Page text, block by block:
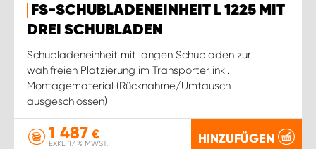
FS-SCHUBLADENEINHEIT L 1225 MIT
DREI SCHUBLADEN
Schubladeneinheit mit langen Schubladen zur
wahlfreien Platzierung im Transporter inkl.
Montagematerial (Rücknahme/Umtausch
ausgeschlossen)
1 487 €
EXKL. 17 % MWST. HINZUFÜGEN